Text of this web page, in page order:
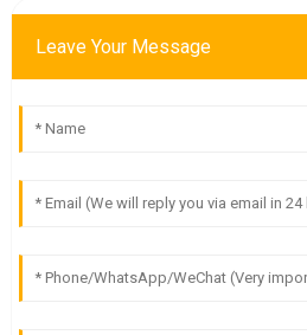
Leave Your Message